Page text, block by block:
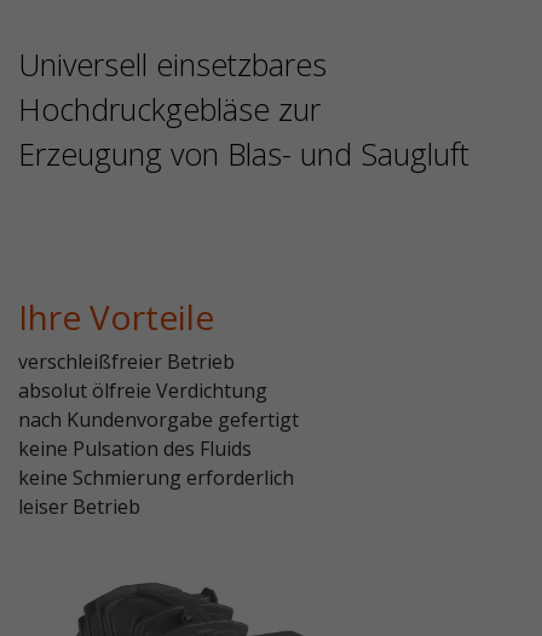
Universell einsetzbares
Hochdruckgebläse zur
Erzeugung von Blas- und Saugluft
Ihre Vorteile
verschleißfreier Betrieb
absolut ölfreie Verdichtung
nach Kundenvorgabe gefertigt
keine Pulsation des Fluids
keine Schmierung erforderlich
leiser Betrieb